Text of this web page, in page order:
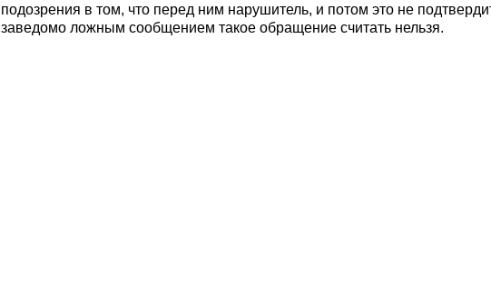
подозрения в том, что перед ним нарушитель, и потом это не
заведомо ложным сообщением такое обращение считать нельзя.